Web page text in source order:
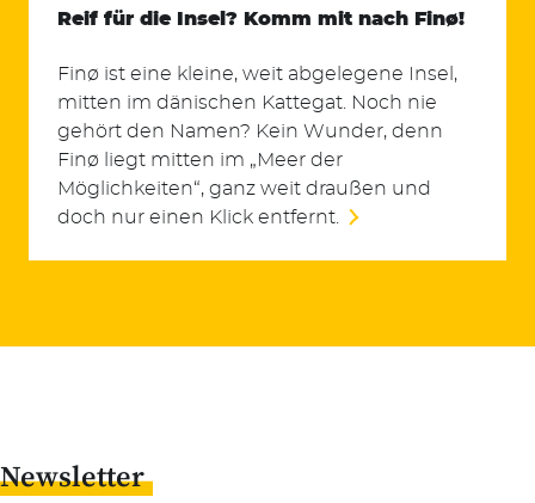
nach:
Reif für die Insel? Komm mit nach Finø!
Finø ist eine kleine, weit abgelegene Insel,
mitten im dänischen Kattegat. Noch nie
gehört den Namen? Kein Wunder, denn
Finø liegt mitten im „Meer der
Möglichkeiten“, ganz weit draußen und
doch nur einen Klick entfernt.
Newsletter